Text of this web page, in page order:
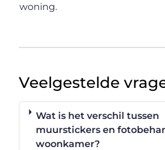
woning.
Veelgestelde
Wat is het verschil tussen
muurstickers en
woonkamer?